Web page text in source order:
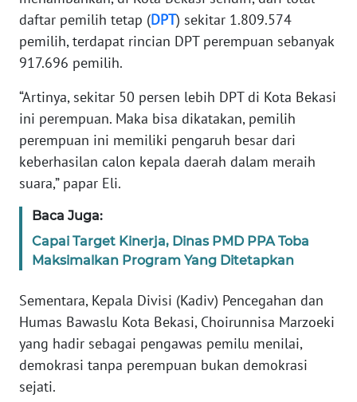
daftar pemilih tetap (DPT) sekitar 1.809.574
pemilih, terdapat rincian DPT perempuan sebanyak
917.696 pemilih.
“Artinya, sekitar 50 persen lebih DPT di Kota Bekasi
ini perempuan. Maka bisa dikatakan, pemilih
perempuan ini memiliki pengaruh besar dari
keberhasilan calon kepala daerah dalam meraih
suara,” papar Eli.
Baca Juga:
Capai Target Kinerja, Dinas PMD PPA Toba
Maksimalkan Program Yang Ditetapkan
Sementara, Kepala Divisi (Kadiv) Pencegahan dan
Humas Bawaslu Kota Bekasi, Choirunnisa Marzoeki
yang hadir sebagai pengawas pemilu menilai,
demokrasi tanpa perempuan bukan demokrasi
sejati.
WN
JAMBI
SULTRA
WN
NTB
SULTENG
WN
WN
SUMBAR